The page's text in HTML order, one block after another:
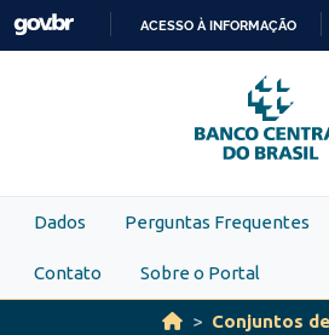
Skip to main content
PARA
O
ACESSO À INFORMAÇÃO
Dados Perguntas Frequentes
Contato Sobre o Portal
Conjuntos